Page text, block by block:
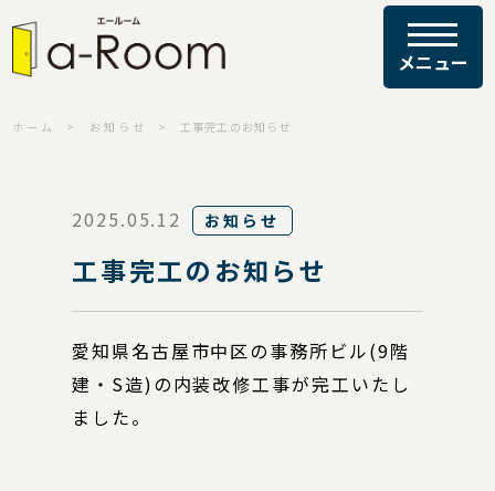
ホーム お知らせ 工事完工のお知らせ
2025.05.12 お知らせ
工事完工のお知らせ
愛知県名古屋市中区の事務所ビル(9階
建・S造)の内装改修工事が完工いたし
ました。